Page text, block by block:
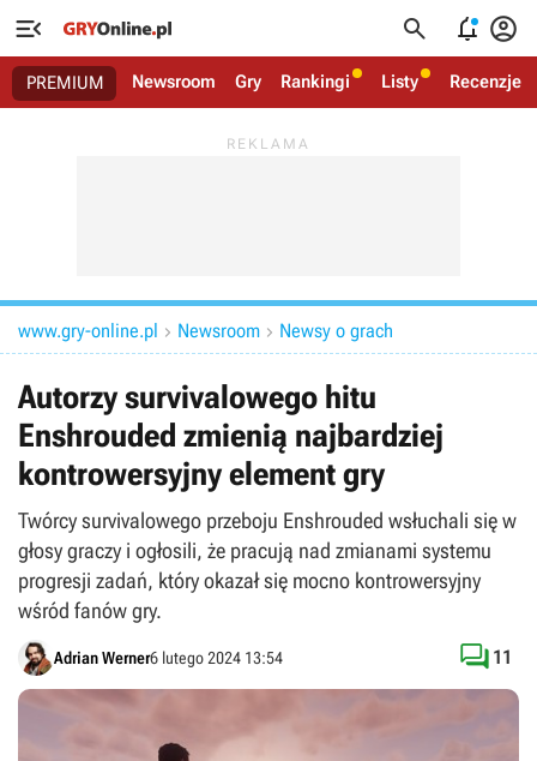
   
PREMIUM Newsroom Gry Rankingi Listy Recenzje
www.gry-online.pl  Newsroom  Newsy o grach
Autorzy survivalowego hitu
Enshrouded zmienią najbardziej
kontrowersyjny element gry
Twórcy survivalowego przeboju Enshrouded wsłuchali się w
głosy graczy i ogłosili, że pracują nad zmianami systemu
progresji zadań, który okazał się mocno kontrowersyjny
wśród fanów gry.
Adrian Werner6 lutego 2024 13:54  11